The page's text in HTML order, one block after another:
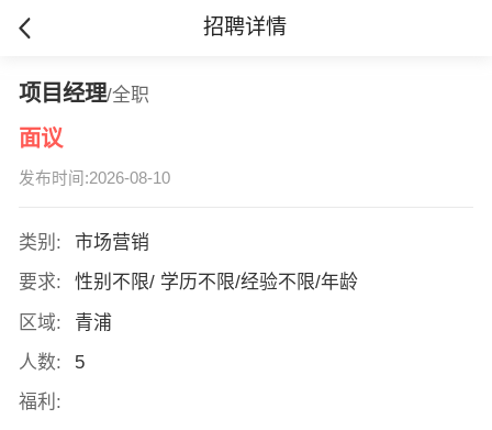
招聘详情
项目经理/全职
面议
发布时间:2026-08-10
类别:
市场营销
要求:
性别不限/ 学历不限/经验不限/年龄
区域:
青浦
人数:
5
福利: